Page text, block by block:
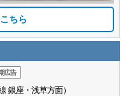
ちら
広告
銀座・浅草方面）